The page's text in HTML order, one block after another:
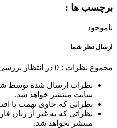
برچسب ها :
ناموجود
ارسال نظر شما
مجموع نظرات : 0 در انتظار بررسی
نظرات ارسال شده توسط
سایت منتشر خواهد شد.
نظراتی که حاوی تهمت یا
نظراتی که به غیر از زبان
منتشر نخواهد شد.